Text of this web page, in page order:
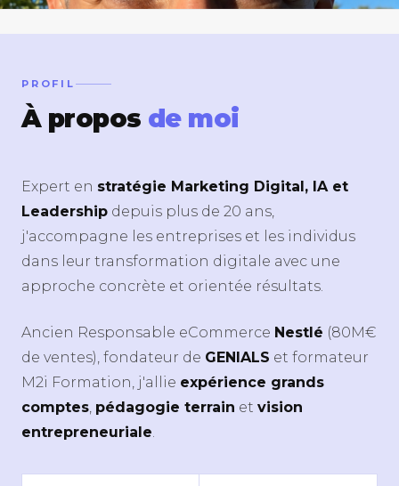
PROFIL
À propos de moi
Expert en stratégie Marketing Digital, IA et
Leadership depuis plus de 20 ans,
j'accompagne les entreprises et les individus
dans leur transformation digitale avec une
approche concrète et orientée résultats.
Ancien Responsable eCommerce Nestlé (80M€
de ventes), fondateur de GENIALS et formateur
M2i Formation, j'allie expérience grands
comptes, pédagogie terrain et vision
entrepreneuriale.